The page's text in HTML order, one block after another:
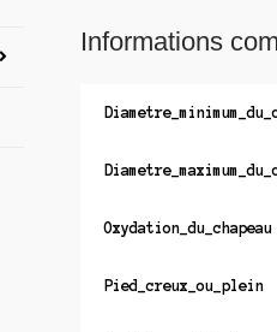
Informations
Oxydation_du_chapeau
Pied_creux_ou_plein